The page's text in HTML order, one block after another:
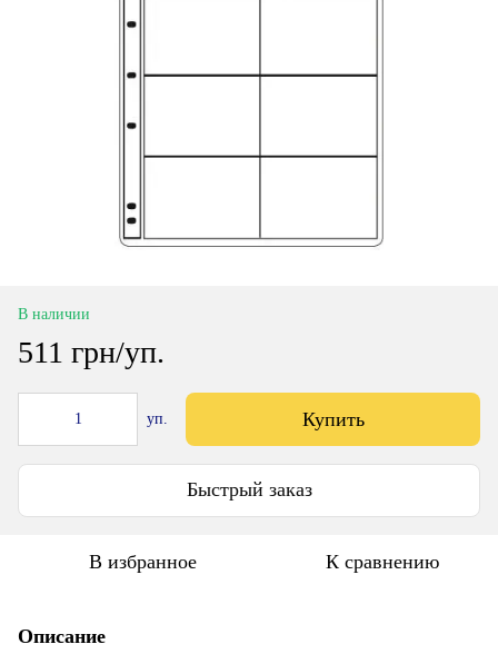
В наличии
511 грн/уп.
уп. Купить
Быстрый заказ
В избранное К сравнению
Описание